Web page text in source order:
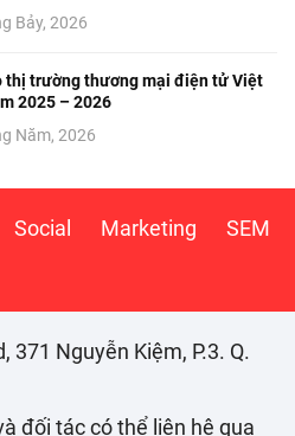
Bảy, 2026
thị trường thương mại điện tử Việt
2025 – 2026
Năm, 2026
Social Marketing
SEM
371 Nguyễn Kiệm, P.3. Q.
đối tác có thể liên hệ qua